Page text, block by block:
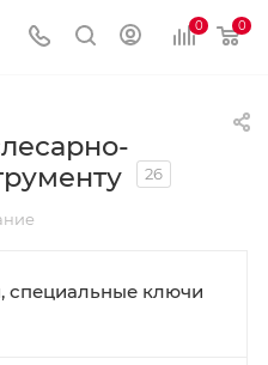
0 0
26
специальные ключи